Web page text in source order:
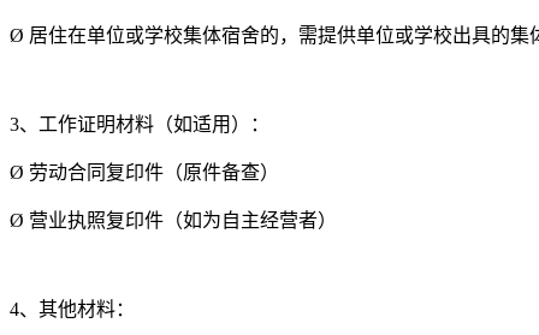
Ø 居住在单位或学校集体宿舍的，需提供单位或学校出具的集
3、工作证明材料（如适用）：
Ø 劳动合同复印件（原件备查）
Ø 营业执照复印件（如为自主经营者）
4、其他材料：